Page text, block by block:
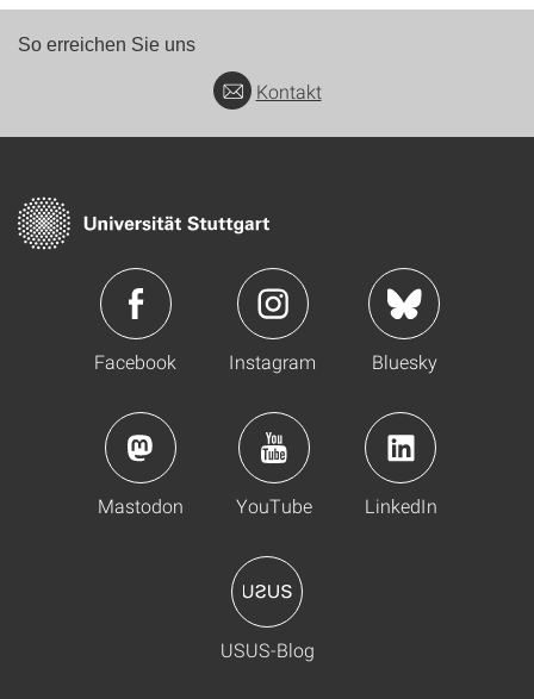
So erreichen Sie uns
Kontakt
Facebook Instagram Bluesky
Mastodon YouTube LinkedIn
USUS-Blog